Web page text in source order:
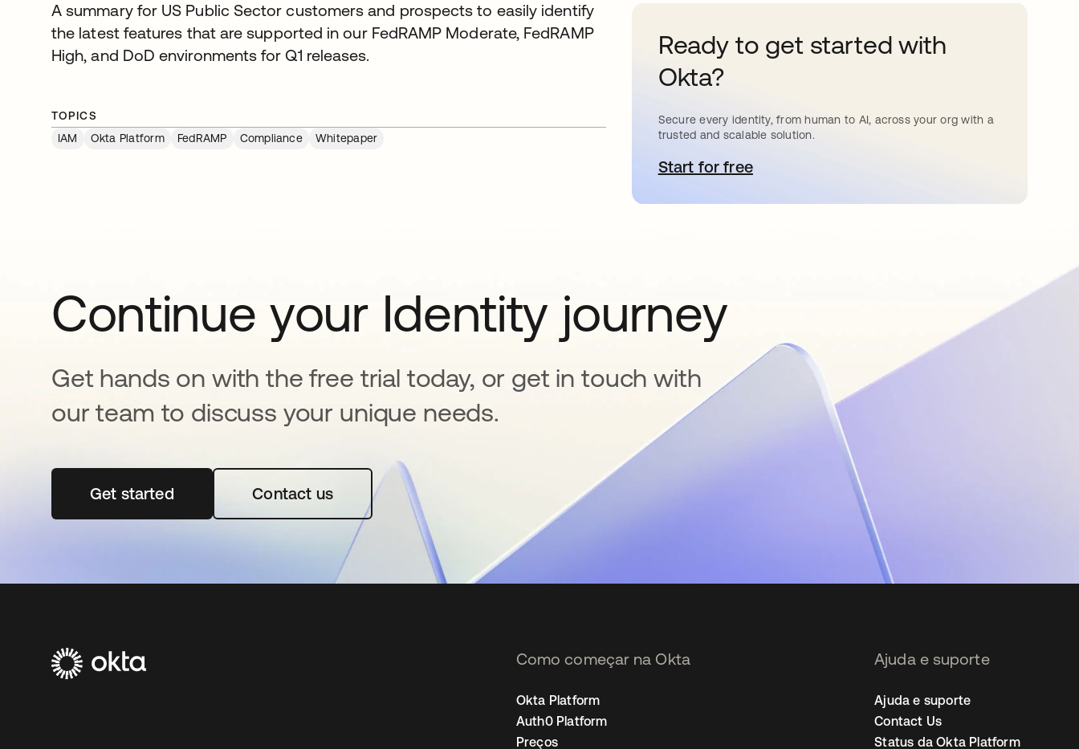
A summary for US Public Sector customers and prospects to easily identify
the latest features that are supported in our FedRAMP Moderate, FedRAMP
High, and DoD environments for Q1 releases.
TOPICS
IAM
Okta Platform FedRAMP Compliance Whitepaper
Ready to get started with
Okta?
Secure every identity, from human to AI, across your org with a
trusted and scalable solution.
Start for freeabre em uma nova guia
Continue your Identity journey
Get hands on with the free trial today, or get in touch with
our team to discuss your unique needs.
Get startedabre em uma nova guia
Contact us
Como começar na Okta
Okta Platform
Auth0 Platform
Preços
Ajuda e suporte
Ajuda e suporte
Contact Us
Status da Okta Platform